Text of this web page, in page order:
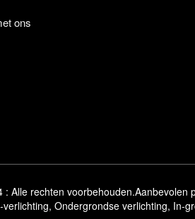
ons
Alle rechten voorbehouden.Aanbevolen
, Ondergrondse verlichting, In-